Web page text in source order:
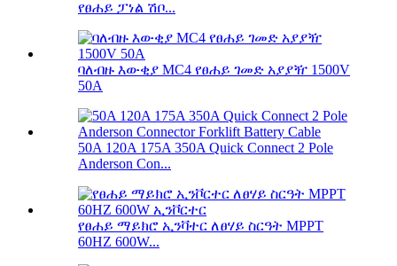
የፀሐይ ፓነል ሽቦ...
ባለብዙ እውቂያ MC4 የፀሐይ ገመድ አያያዥ 1500V
50A
50A 120A 175A 350A Quick Connect 2 Pole
Anderson Con...
የፀሐይ ማይክሮ ኢንቫተር ለፀሃይ ስርዓት MPPT
60HZ 600W...